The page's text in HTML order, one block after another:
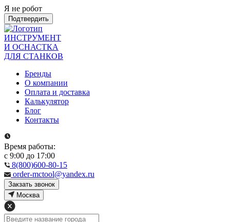
Я не робот
Подтвердить
ИНСТРУМЕНТ
И ОСНАСТКА
ДЛЯ СТАНКОВ
Бренды
О компании
Оплата и доставка
Калькулятор
Блог
Контакты
Время работы:
с 9:00 до 17:00
8(800)600-80-15
order-mctool@yandex.ru
Закзать звонок
Москва